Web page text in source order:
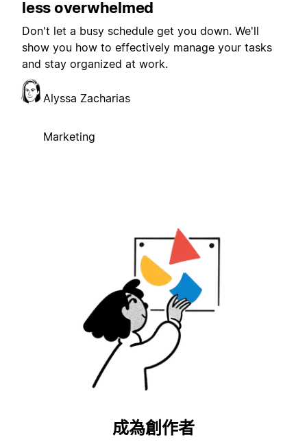
less overwhelmed
Don't let a busy schedule get you down. We'll
show you how to effectively manage your tasks
and stay organized at work.
Alyssa Zacharias
Marketing
成為創作者